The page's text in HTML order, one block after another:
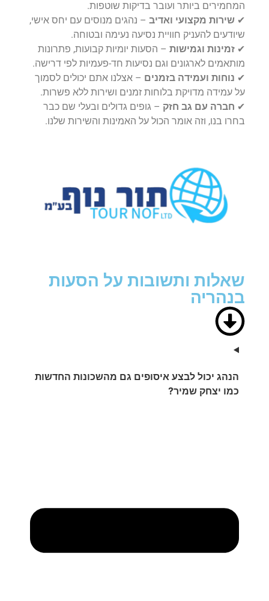
המחמירים ביותר ועובר בדיקות שוטפות.
✔ שירות מקצועי ואדיב – נהגים מנוסים עם יחס אישי,
שיודעים להעניק חוויית נסיעה נעימה ובטוחה.
✔ זמינות וגמישות – הסעות יומיות קבועות, פתרונות
מותאמים לארגונים וגם נסיעות חד-פעמיות לפי דרישה.
✔ נוחות ועמידה בזמנים – אצלנו אתם יכולים לסמוך
על עמידה מדויקת בלוחות זמנים ושירות ללא פשרות.
✔ חברה עם גב חזק – גופים גדולים ובעלי שם כבר
בחרו בנו, וזה אומר הכול על האמינות והשירות שלנו.
שאלות ותשובות על הסעות
בנהריה
הנהג יכול לבצע איסופים גם מהשכונות החדשות
כמו יצחק שמיר?